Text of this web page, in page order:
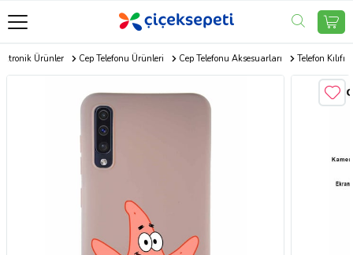
Ürünler Cep Telefonu Ürünleri Cep Telefonu Aksesuarları Telefon Kılıfı